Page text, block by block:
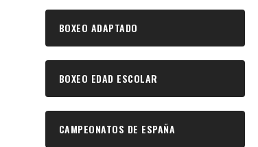
BOXEO ADAPTADO
BOXEO EDAD ESCOLAR
CAMPEONATOS DE ESPAÑA